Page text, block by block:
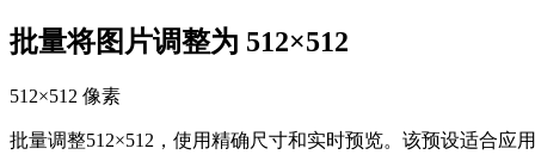
批量将图片调整为 512×512
512×512 像素
批量调整512×512，使用精确尺寸和实时预览。该预设适合